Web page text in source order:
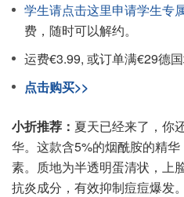
学生请点击这里申请学生专
费，随时可以解约。
运费€3.99, 或订单满€29德国
点击购买>>
小折推荐： 夏天已经来了，你
华。这款含5%的烟酰胺的精
素。质地为半透明蛋清状，上
抗炎成分，有效抑制痘痘爆发。